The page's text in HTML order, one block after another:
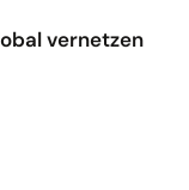
vernetzen